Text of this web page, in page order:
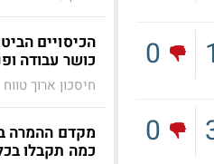
0
0
הכיסויים
כושר עבודה
חיסכון ארוך טווח
מקדם ההמרה
כמה תקבלו